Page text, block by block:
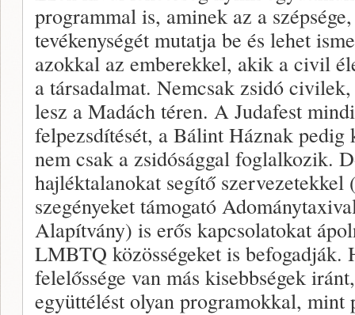
programmal is, aminek az a
tevékenységét mutatja be és lehet
azokkal az emberekkel, akik a civil
a társadalmat. Nemcsak zsidó
lesz a Madách téren. A Judafest
felpezsdítését, a Bálint Háznak
nem csak a zsidósággal foglalkozik.
hajléktalanokat segítő szervezetekkel
szegényeket támogató
Alapítvány) is erős kapcsolatokat
LMBTQ közösségeket is befogadják.
felelőssége van más kisebbségek
együttélést olyan programokkal, mint